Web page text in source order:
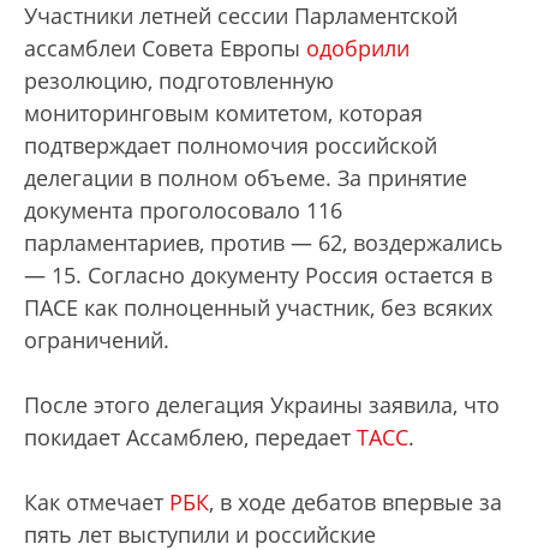
Участники летней сессии Парламентской
ассамблеи Совета Европы одобрили
резолюцию, подготовленную
мониторинговым комитетом, которая
подтверждает полномочия российской
делегации в полном объеме. За принятие
документа проголосовало 116
парламентариев, против — 62, воздержались
— 15. Согласно документу Россия остается в
ПАСЕ как полноценный участник, без всяких
ограничений.
После этого делегация Украины заявила, что
покидает Ассамблею, передает ТАСС.
Как отмечает РБК, в ходе дебатов впервые за
пять лет выступили и российские